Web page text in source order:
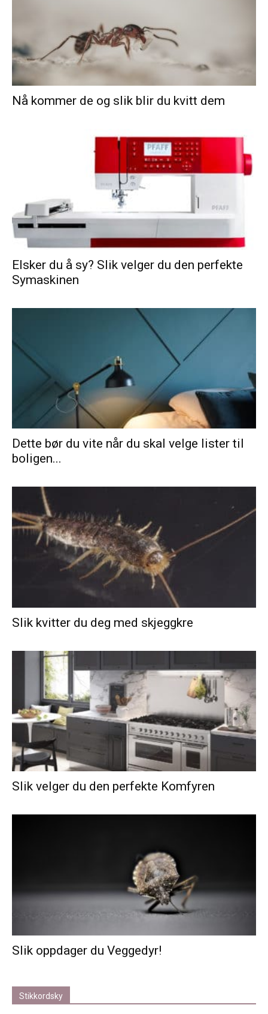
Nå kommer de og slik blir du kvitt dem
Elsker du å sy? Slik velger du den perfekte
Symaskinen
Dette bør du vite når du skal velge lister til
boligen...
Slik kvitter du deg med skjeggkre
Slik velger du den perfekte Komfyren
Slik oppdager du Veggedyr!
Stikkordsky